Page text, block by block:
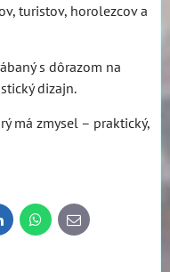
turistov, horolezcov a
s dôrazom na
dizajn.
má zmysel – praktický,
WhatsApp
E-
mail